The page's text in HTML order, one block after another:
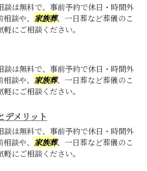
談は無料で、事前予約で休日・時間外
談や、 家族葬、一日葬など葬儀のこ
にご相談ください。
談は無料で、事前予約で休日・時間外
談や、 家族葬、一日葬など葬儀のこ
にご相談ください。
デメリット
談は無料で、事前予約で休日・時間外
談や、 家族葬、一日葬など葬儀のこ
にご相談ください。